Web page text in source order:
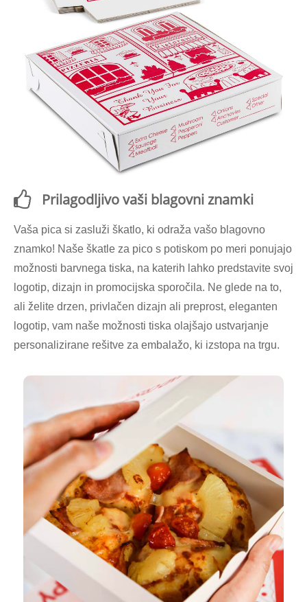
Prilagodljivo vaši blagovni znamki
Vaša pica si zasluži škatlo, ki odraža vašo blagovno
znamko! Naše škatle za pico s potiskom po meri ponujajo
možnosti barvnega tiska, na katerih lahko predstavite svoj
logotip, dizajn in promocijska sporočila. Ne glede na to,
ali želite drzen, privlačen dizajn ali preprost, eleganten
logotip, vam naše možnosti tiska olajšajo ustvarjanje
personalizirane rešitve za embalažo, ki izstopa na trgu.